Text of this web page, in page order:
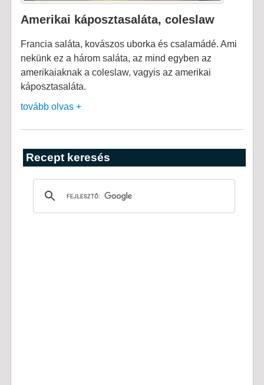
Amerikai káposztasaláta, coleslaw
Francia saláta, kovászos uborka és csalamádé. Ami
nekünk ez a három saláta, az mind egyben az
amerikaiaknak a coleslaw, vagyis az amerikai
káposztasaláta.
tovább olvas +
Recept keresés